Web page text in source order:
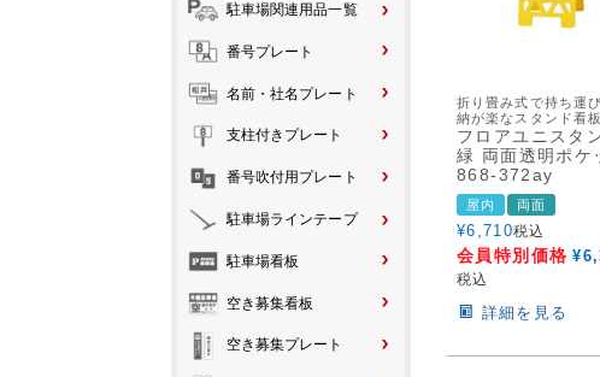
駐車場関連用品一覧
番号プレート
名前・社名プレート
支柱付きプレート
番号吹付用プレート
駐車場ラインテープ
駐車場看板
空き募集看板
空き募集プレート
折り畳み式で持ち運
納が楽なスタンド看板
フロアユニスタ
緑 両面透明ポケ
868-372ay
屋内 両面
¥6,710税込
会員特別価格 ¥
税込
詳細を見る